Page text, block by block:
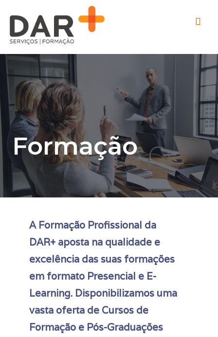
Formação
A Formação Profissional da
DAR+ aposta na qualidade e
excelência das suas formações
em formato Presencial e E-
Learning. Disponibilizamos uma
vasta oferta de Cursos de
Formação e Pós-Graduações